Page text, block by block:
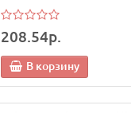
208.54р.
В корзину